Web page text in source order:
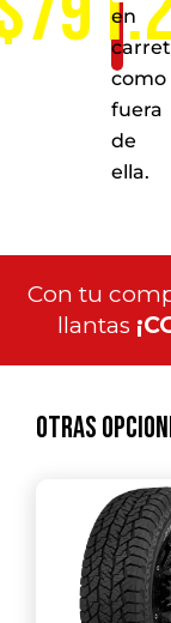
en
como
fuera
de
ella.
Con tu
llantas
Otras